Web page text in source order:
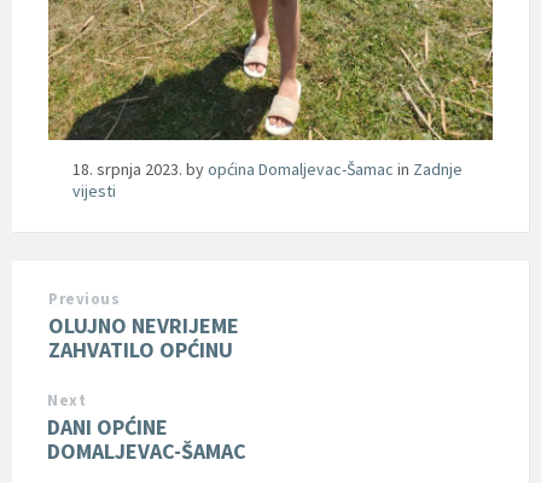
18. srpnja 2023. byopćina Domaljevac-Šamac in Zadnje
vijesti
Previous
OLUJNO NEVRIJEME
ZAHVATILO OPĆINU
Next
DANI OPĆINE
DOMALJEVAC-ŠAMAC